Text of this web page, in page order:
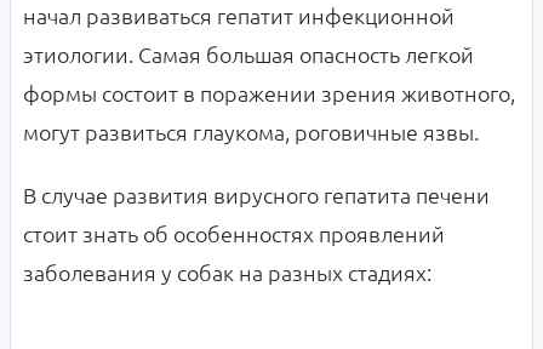
начал развиваться гепатит инфекционной
этиологии. Самая большая опасность легкой
формы состоит в поражении зрения животного,
могут развиться глаукома, роговичные язвы.
В случае развития вирусного гепатита печени
стоит знать об особенностях проявлений
заболевания у собак на разных стадиях: